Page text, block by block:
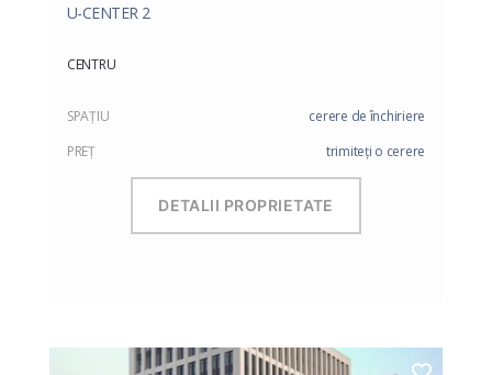
U-CENTER 2
CENTRU
SPAŢIU
cerere de închiriere
PREŢ
trimiteți o cerere
DETALII PROPRIETATE